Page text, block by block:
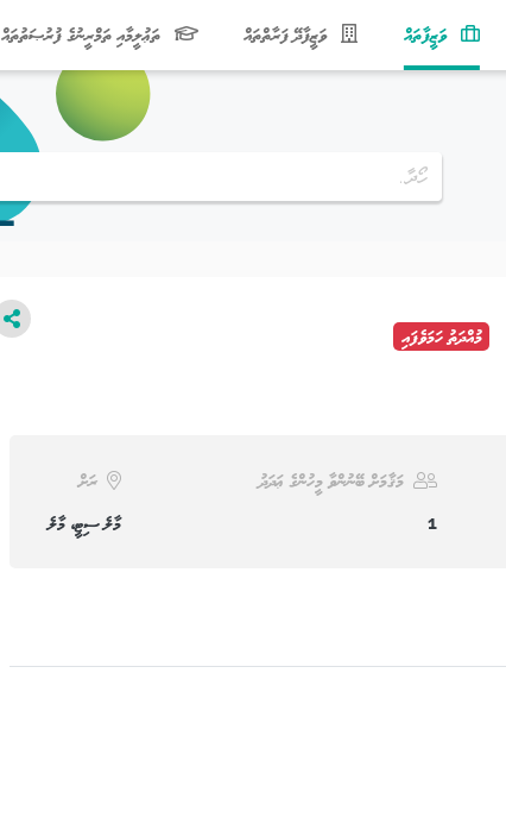
ވަޒީފާތައް
(current) ވަޒީފާދޭ ފަރާތްތައް ތަޢުލީމާއި ތަމްރީނުގެ ފުރުޞަތުތައް
މުއްދަތު ހަމަވެފައި
މަޤާމަށް ބޭނުންވާ މީހުންގެ ޢަދަދު
1
ރަށް
މާލެ ސިޓީ، މާލެ